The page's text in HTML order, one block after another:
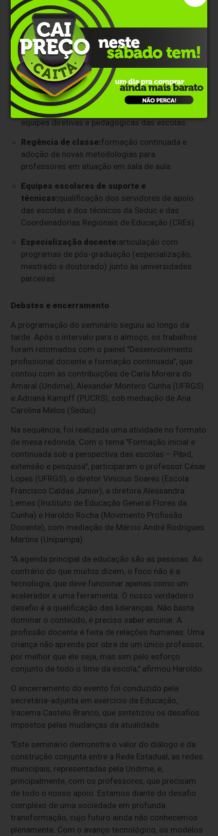
ao aprofundamento de conhecimentos
específicos e ao desenvolvimento de
especializações profissionais.
Assim, as diretrizes serão implementadas de forma
prática por meio de quatro eixos estruturantes, que
orientam e norteiam as ações na Rede Estadual:
Gestão educacional
equipes diretivas e pedagógicas das escolas.
Regência de classe:formação continuada e
adoção de novas metodologias para
professores em atuação em sala de aula.
Equipes escolares de suporte e
técnicas:qualificação dos servidores de apoio
das escolas e dos técnicos da Seduc e das
Coordenadorias Regionais de Educação (CREs).
Especialização docente:articulação com
programas de pós-graduação (especialização,
mestrado e doutorado) junto às universidades
parceiras.
Debates e encerramento
A programação do seminário seguiu ao longo da
tarde. Após o intervalo para o almoço, os trabalhos
foram retomados com o painel "Desenvolvimento
profissional docente e formação continuada", que
contou com as contribuições de Carla Moreira do
Amaral (Undime), Alexander Montero Cunha (UFRGS)
e Adriana Kampff (PUCRS), sob mediação de Ana
Carolina Melos (Seduc).
Na sequência, foi realizada uma atividade no formato
de mesa redonda. Com o tema "Formação inicial e
continuada sob a perspectiva das escolas – Pibid,
extensão e pesquisa", participaram o professor César
Lopes (UFRGS), o diretor Vinicius Soares (Escola
Francisco Caldas Junior), a diretora Alessandra
Lemes (Instituto de Educação General Flores da
Cunha) e Haroldo Rocha (Movimento Profissão
Docente), com mediação de Márcio André Rodrigues
Martins (Unipampa).
"A agenda principal da educação são as pessoas. Ao
contrário do que muitos dizem, o foco não é a
tecnologia, que deve funcionar apenas como um
acelerador e uma ferramenta. O nosso verdadeiro
desafio é a qualificação das lideranças. Não basta
dominar o conteúdo, é preciso saber ensinar. A
profissão docente é feita de relações humanas. Uma
criança não aprende por obra de um único professor,
por melhor que ele seja, mas sim pelo esforço
conjunto de todo o time da escola," afirmou Haroldo.
O encerramento do evento foi conduzido pela
secretária-adjunta em exercício da Educação,
Iracema Castelo Branco, que sintetizou os desafios
impostos pelas mudanças da atualidade.
"Este seminário demonstra o valor do diálogo e da
construção conjunta entre a Rede Estadual, as redes
municipais, representadas pela Undime, e,
principalmente, com os professores, que precisam
de todo o nosso apoio. Estamos diante do desafio
complexo de uma sociedade em profunda
transformação, cujo futuro ainda não conhecemos
plenamente. Com o avanço tecnológico, os modelos